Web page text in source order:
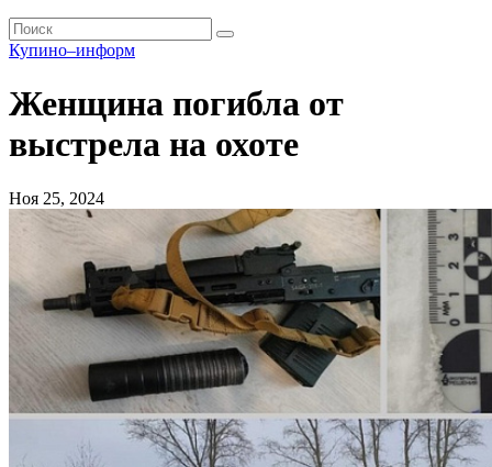
Купино–информ
Женщина погибла от
выстрела на охоте
Ноя 25, 2024